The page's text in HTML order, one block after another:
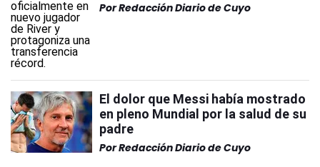
PorRedacción Diario de Cuyo
El dolor que Messi había mostrado
en pleno Mundial por la salud de su
padre
PorRedacción Diario de Cuyo